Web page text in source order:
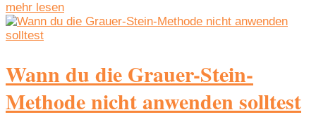
mehr lesen
Wann du die Grauer-Stein-
Methode nicht anwenden solltest